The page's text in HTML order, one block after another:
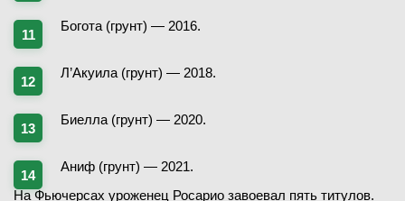
Богота (грунт) — 2016.
Л’Акуила (грунт) — 2018.
Биелла (грунт) — 2020.
Аниф (грунт) — 2021.
На Фьючерсах уроженец Росарио завоевал пять титулов.